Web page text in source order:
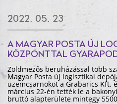
2022. 05. 23
A MAGYAR POSTA ÚJ
KÖZPONTTAL
Zöldmezős beruházással több
Magyar Posta új logisztikai
üzemcsarnokot a Grabarics Kft.
március 22-én tették le a
bruttó alapterülete mintegy